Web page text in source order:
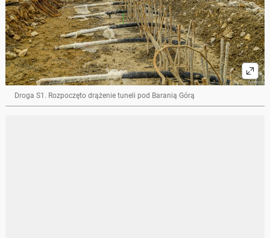
Droga S1. Rozpoczęto drążenie tuneli pod Baranią Górą